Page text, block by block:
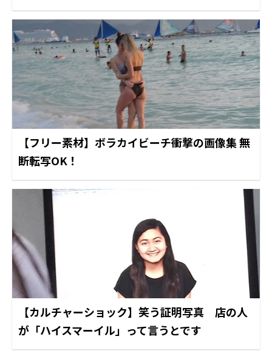
【フリー素材】ボラカイビーチ衝撃の画像集 無
断転写OK！
【カルチャーショック】笑う証明写真 店の人
が「ハイスマーイル」って言うとです